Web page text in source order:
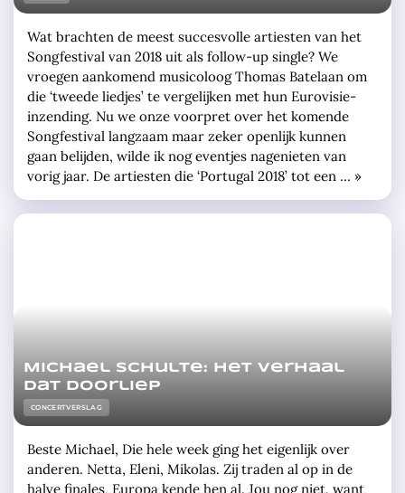
Wat brachten de meest succesvolle artiesten van het
Songfestival van 2018 uit als follow-up single? We
vroegen aankomend musicoloog Thomas Batelaan om
die ‘tweede liedjes’ te vergelijken met hun Eurovisie-
inzending. Nu we onze voorpret over het komende
Songfestival langzaam maar zeker openlijk kunnen
gaan belijden, wilde ik nog eventjes nagenieten van
vorig jaar. De artiesten die ‘Portugal 2018’ tot een … »
Michael Schulte: het verhaal
dat doorliep
CONCERTVERSLAG
Beste Michael, Die hele week ging het eigenlijk over
anderen. Netta, Eleni, Mikolas. Zij traden al op in de
halve finales, Europa kende hen al. Jou nog niet, want